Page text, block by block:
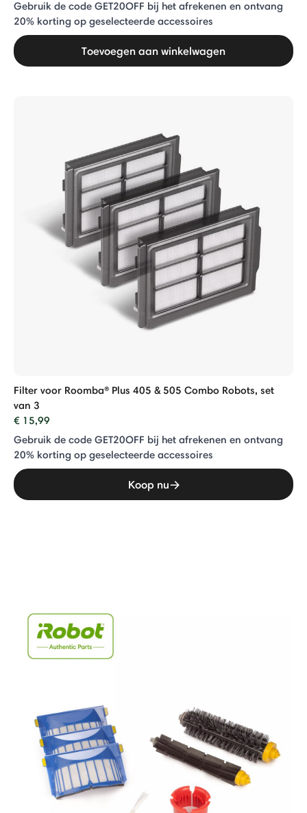
Gebruik de code GET20OFF bij het afrekenen en ontvang
20% ​​korting op geselecteerde accessoires
Toevoegen aan winkelwagen
Filter voor Roomba® Plus 405 & 505 Combo Robots, set
van 3
€ 15,99
Gebruik de code GET20OFF bij het afrekenen en ontvang
20% ​​korting op geselecteerde accessoires
Koop nu